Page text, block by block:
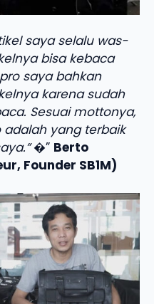
saya selalu was-
bisa kebaca
saya bahkan
karena sudah
Sesuai mottonya,
adalah yang terbaik
�” Berto
Founder SB1M)